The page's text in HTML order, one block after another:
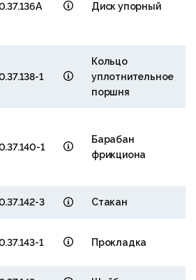
Диск упорный
1
Кольцо
уплотнительное
поршня
1
Барабан
фрикциона
3 Стакан
1 Прокладка